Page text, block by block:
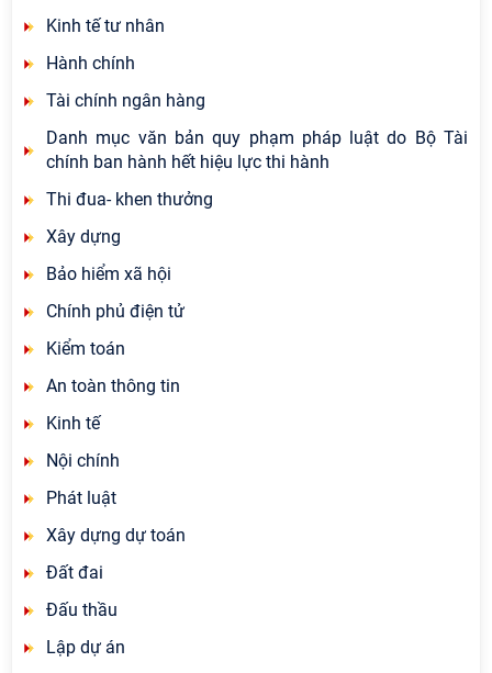
Kinh tế tư nhân
Hành chính
Tài chính ngân hàng
Danh mục văn bản quy phạm pháp luật do Bộ Tài
chính ban hành hết hiệu lực thi hành
Thi đua- khen thưởng
Xây dựng
Bảo hiểm xã hội
Chính phủ điện tử
Kiểm toán
An toàn thông tin
Kinh tế
Nội chính
Phát luật
Xây dựng dự toán
Đất đai
Đấu thầu
Lập dự án